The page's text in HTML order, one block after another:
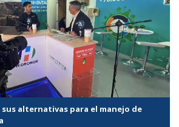
alternativas para el manejo de